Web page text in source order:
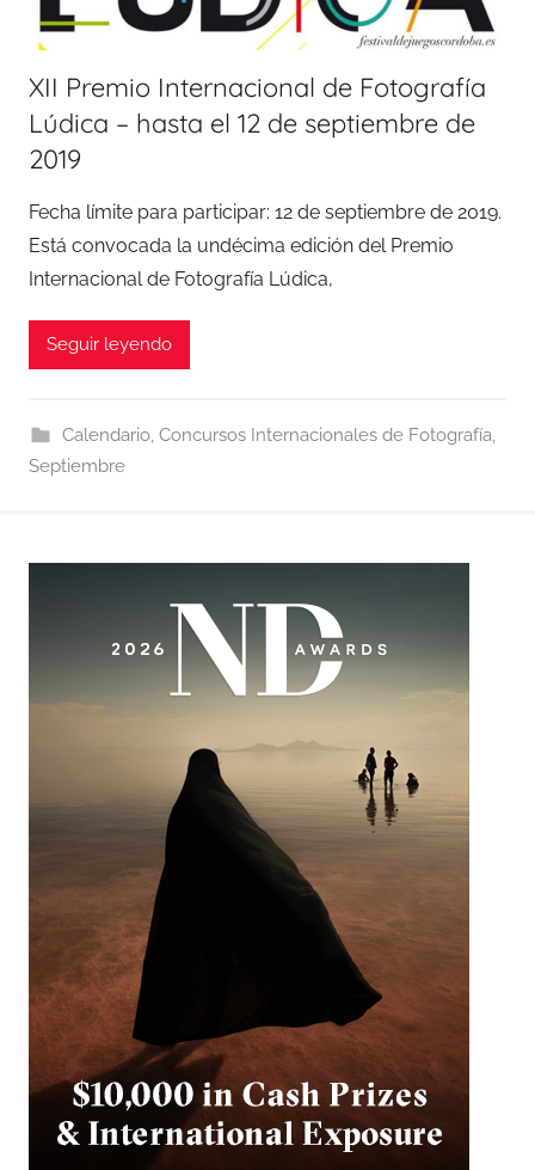
XII Premio Internacional de Fotografía
Lúdica – hasta el 12 de septiembre de
2019
Fecha límite para participar: 12 de septiembre de 2019.
Está convocada la undécima edición del Premio
Internacional de Fotografía Lúdica,
Seguir leyendo
Calendario, Concursos Internacionales de Fotografía,
Septiembre